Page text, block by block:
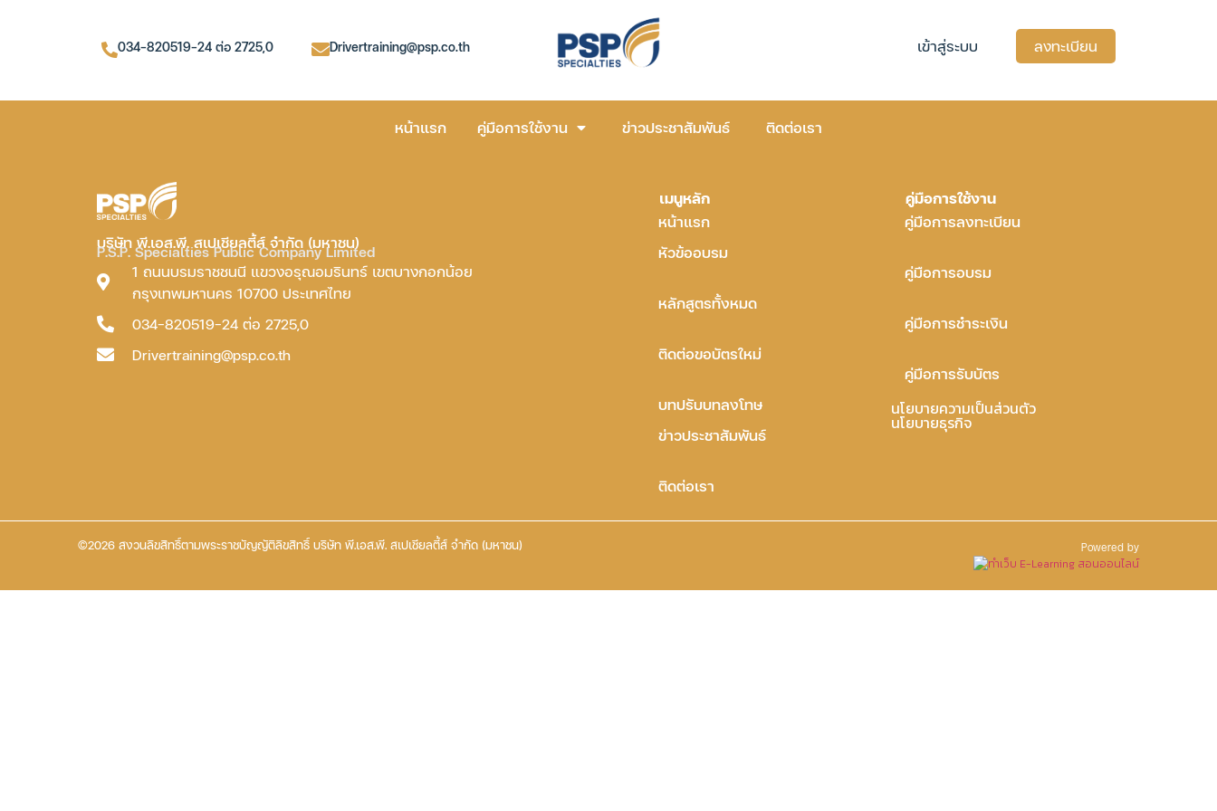
034-820519-24 ต่อ 2725,0 Drivertraining@psp.co.th เข้าสู่ระบบ ลงทะเบียน
หน้าแรก คู่มือการใช้งาน ข่าวประชาสัมพันธ์ ติดต่อเรา
บริษัท พี.เอส.พี. สเปเชียลตี้ส์ จำกัด (มหาชน)
P.S.P. Specialties Public Company Limited
1 ถนนบรมราชชนนี แขวงอรุณอมรินทร์ เขตบางกอกน้อย
กรุงเทพมหานคร 10700 ประเทศไทย
034-820519-24 ต่อ 2725,0
Drivertraining@psp.co.th
เมนูหลัก
หน้าแรก
หัวข้ออบรม
หลักสูตรทั้งหมด
ติดต่อขอบัตรใหม่
บทปรับบทลงโทษ
ข่าวประชาสัมพันธ์
ติดต่อเรา
คู่มือการใช้งาน
คู่มือการลงทะเบียน
คู่มือการอบรม
คู่มือการชำระเงิน
คู่มือการรับบัตร
นโยบายความเป็นส่วนตัว
นโยบายธุรกิจ
©2026 สงวนลิขสิทธิ์ตามพระราชบัญญัติลิขสิทธิ์ บริษัท พี.เอส.พี. สเปเชียลตี้ส์ จำกัด (มหาชน) Powered by